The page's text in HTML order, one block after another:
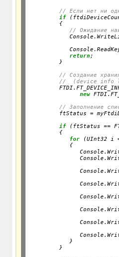
// Если нет ни
if
         {
// Ожидание
return;
         }
// Создание
//  (device
new
// Заполнение
ftStatus =
if (ftStatus ==
         {
for (UInt32 i
            {
            }
         }